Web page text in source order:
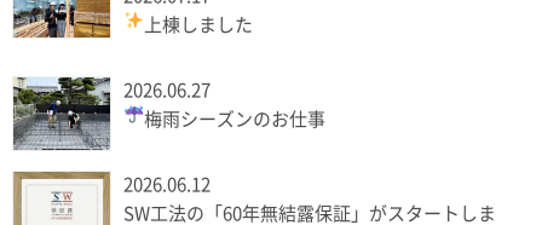
上棟しました
2026.06.27
梅雨シーズンのお仕事
2026.06.12
SW工法の「60年無結露保証」がスタートしま